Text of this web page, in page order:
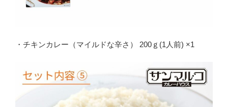
・チキンカレー（マイルドな辛さ） 200ｇ(1人前) ×1